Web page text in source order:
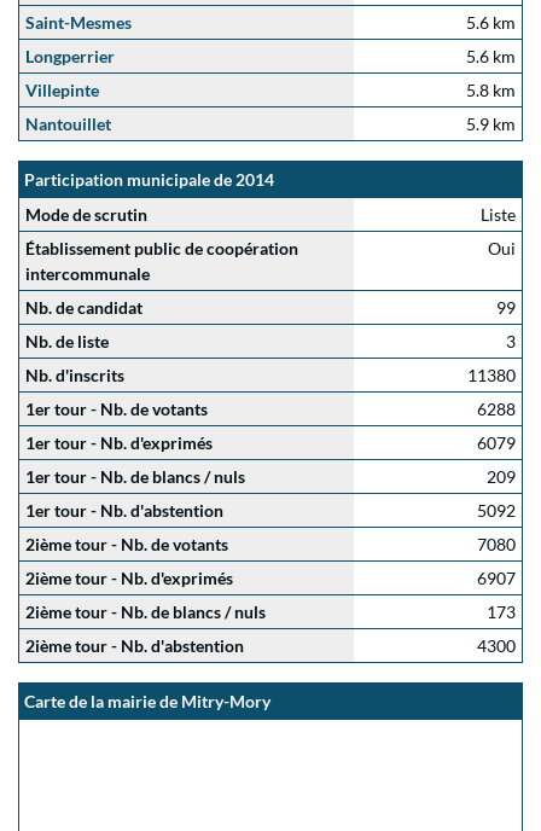
Saint-Mesmes
5.6 km
Longperrier
5.6 km
Villepinte
5.8 km
Nantouillet
5.9 km
Participation municipale de 2014
Mode de scrutin
Liste
Établissement public de coopération
intercommunale
Oui
Nb. de candidat
99
Nb. de liste
3
Nb. d'inscrits
11380
1er tour - Nb. de votants
6288
1er tour - Nb. d'exprimés
6079
1er tour - Nb. de blancs / nuls
209
1er tour - Nb. d'abstention
5092
2ième tour - Nb. de votants
7080
2ième tour - Nb. d'exprimés
6907
2ième tour - Nb. de blancs / nuls
173
2ième tour - Nb. d'abstention
4300
Carte de la mairie de Mitry-Mory